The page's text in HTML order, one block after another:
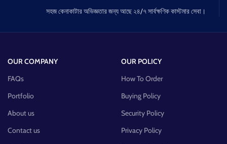
সহজ কেনাকাটার অভিজ্ঞতার জন্য আছে ২৪/৭ সার্বক্ষণিক কাস্টমার সেবা।
OUR COMPANY
FAQs
Portfolio
About us
Contact us
OUR POLICY
How To Order
Buying Policy
Security Policy
Privacy Policy